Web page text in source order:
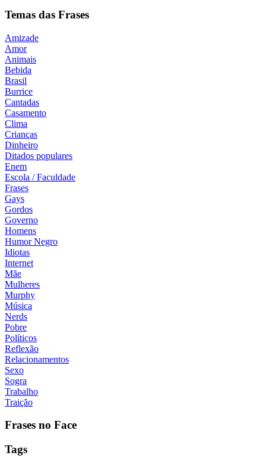
Temas das Frases
Amizade
Amor
Animais
Bebida
Brasil
Burrice
Cantadas
Casamento
Clima
Crianças
Dinheiro
Ditados populares
Enem
Escola / Faculdade
Frases
Gays
Gordos
Governo
Homens
Humor Negro
Idiotas
Internet
Mãe
Mulheres
Murphy
Música
Nerds
Pobre
Políticos
Reflexão
Relacionamentos
Sexo
Sogra
Trabalho
Traição
Frases no Face
Tags